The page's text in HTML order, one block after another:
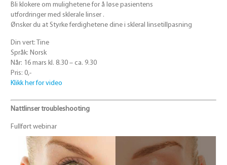
Bli klokere om mulighetenefor å løse pasientens
utfordringermed skleralelinser.
Ønsker du at Styrke ferdighetenedine i skleral linsetillpasning
Din vert: Tine
Språk: Norsk
Når: 16 mars kl. 8.30 – ca. 9.30
Pris: 0,-
Klikk her for video
Nattlinser troubleshooting
Fullført webinar